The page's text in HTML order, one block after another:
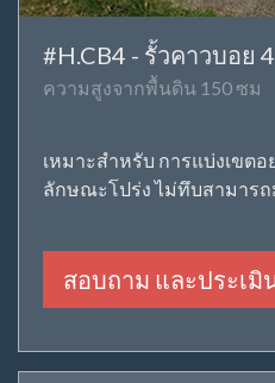
#H.CB4 - รั้วคาวบอย
ความสูงจากพื้นดิน 150 ซม
เหมาะสำหรับ การแบ่งเขตอ
ลักษณะโปร่ง ไม่ทึบสามารถ
สอบถาม และประเมิ